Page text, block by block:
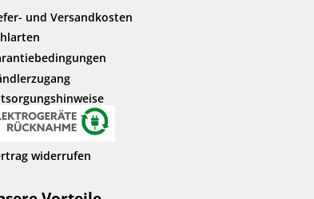
und Versandkosten
widerrufen